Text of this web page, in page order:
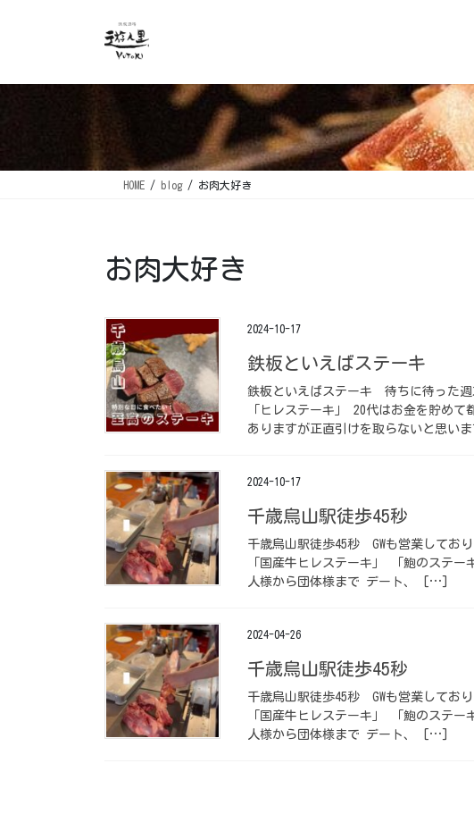
HOME blog お肉大好き
お肉大好き
2024-10-17
鉄板といえばステーキ ⁡
鉄板といえばステーキ ⁡ 待ちに待った
「ヒレステーキ」 20代はお金を貯め
ありますが正直引けを取らないと思い
2024-10-17
千歳烏山駅徒歩45秒️ ⁡
千歳烏山駅徒歩45秒️ ⁡ GWも営業してお
「国産牛ヒレステーキ」 「鮑のステ
人様から団体様まで デート、 […]
2024-04-26
千歳烏山駅徒歩45秒️ ⁡
千歳烏山駅徒歩45秒️ ⁡ GWも営業してお
「国産牛ヒレステーキ」 「鮑のステ
人様から団体様まで デート、 […]